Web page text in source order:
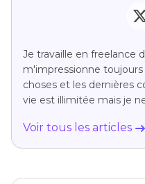
Je travaille en freelance
m'impressionne
choses et les dernières
vie est illimitée mais je
Voir tous les articles